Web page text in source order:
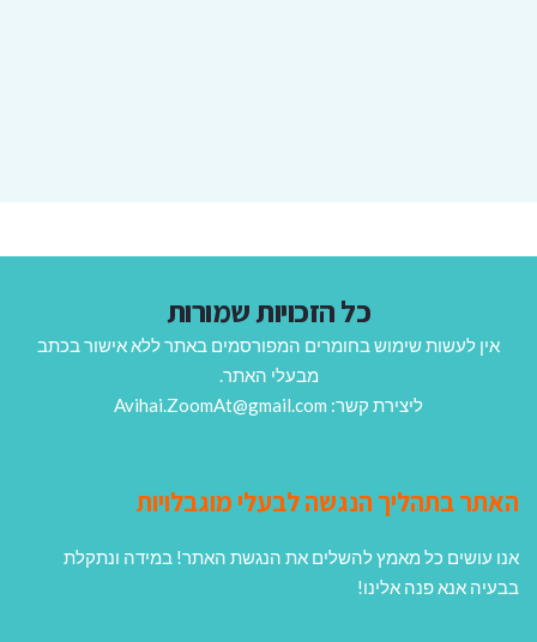
כל הזכויות שמורות
אין לעשות שימוש בחומרים המפורסמים באתר ללא אישור בכתב
מבעלי האתר.
ליצירת קשר: Avihai.ZoomAt@gmail.com
האתר בתהליך הנגשה לבעלי מוגבלויות
אנו עושים כל מאמץ להשלים את הנגשת האתר! במידה ונתקלת
בבעיה אנא פנה אלינו!